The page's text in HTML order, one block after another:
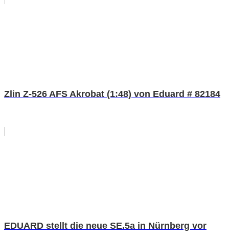
Zlin Z-526 AFS Akrobat (1:48) von Eduard # 82184
EDUARD stellt die neue SE.5a in Nürnberg vor